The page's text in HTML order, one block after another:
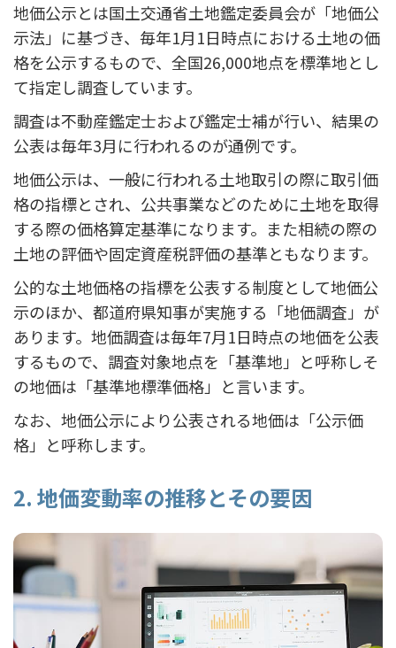
地価公示とは国土交通省土地鑑定委員会が「地価公
示法」に基づき、毎年1月1日時点における土地の価
格を公示するもので、全国26,000地点を標準地とし
て指定し調査しています。
調査は不動産鑑定士および鑑定士補が行い、結果の
公表は毎年3月に行われるのが通例です。
地価公示は、一般に行われる土地取引の際に取引価
格の指標とされ、公共事業などのために土地を取得
する際の価格算定基準になります。また相続の際の
土地の評価や固定資産税評価の基準ともなります。
公的な土地価格の指標を公表する制度として地価公
示のほか、都道府県知事が実施する「地価調査」が
あります。地価調査は毎年7月1日時点の地価を公表
するもので、調査対象地点を「基準地」と呼称しそ
の地価は「基準地標準価格」と言います。
なお、地価公示により公表される地価は「公示価
格」と呼称します。
2. 地価変動率の推移とその要因